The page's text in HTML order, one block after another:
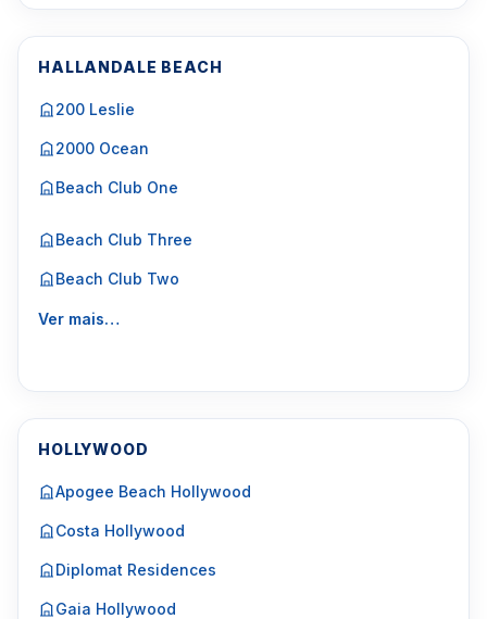
HALLANDALE BEACH
200 Leslie
2000 Ocean
Beach Club One
Beach Club Three
Beach Club Two
Ver mais…
HOLLYWOOD
Apogee Beach Hollywood
Costa Hollywood
Diplomat Residences
Gaia Hollywood